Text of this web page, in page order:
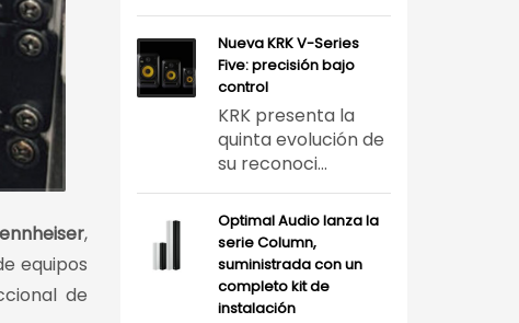
,
equipos
de
Nueva KRK V-Series
Five: precisión bajo
control
KRK presenta la
quinta evolución de
su reconoci...
Optimal Audio lanza la
serie Column,
suministrada con un
completo kit de
instalación